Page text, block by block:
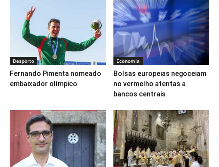
Desporto
Fernando Pimenta nomeado
embaixador olímpico
Economia
Bolsas europeias negoceiam
no vermelho atentas a
bancos centrais